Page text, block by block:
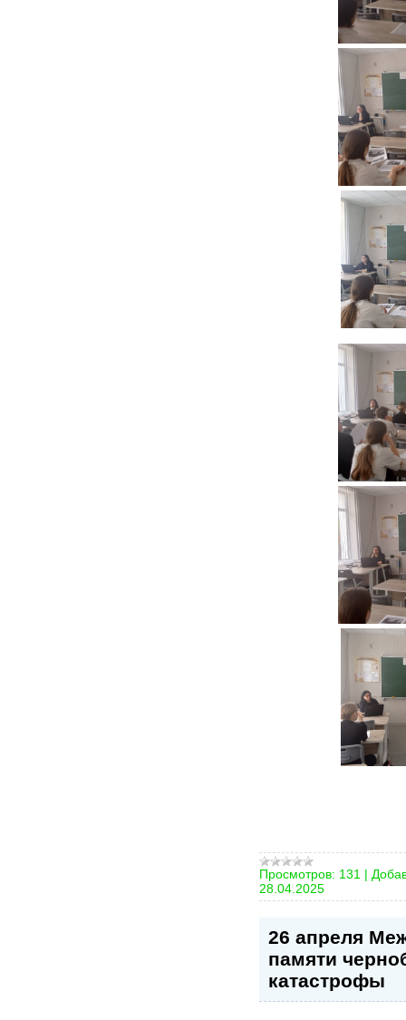
Просмотров: 131 |
28.04.2025
26 апреля
памяти
катастрофы